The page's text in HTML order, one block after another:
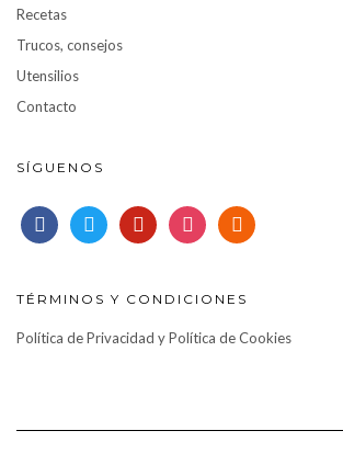
Recetas
Trucos, consejos
Utensilios
Contacto
SÍGUENOS
facebooktwitter pinterestinstagramrss
TÉRMINOS Y CONDICIONES
Política de Privacidad y Política de Cookies